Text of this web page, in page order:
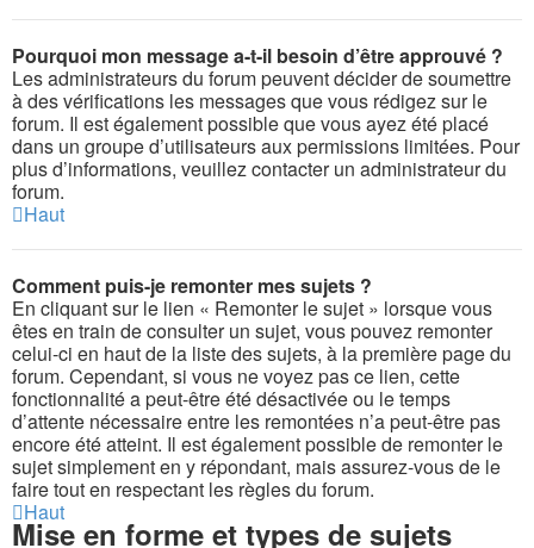
Pourquoi mon message a-t-il besoin d’être approuvé ?
Les administrateurs du forum peuvent décider de soumettre
à des vérifications les messages que vous rédigez sur le
forum. Il est également possible que vous ayez été placé
dans un groupe d’utilisateurs aux permissions limitées. Pour
plus d’informations, veuillez contacter un administrateur du
forum.
Haut
Comment puis-je remonter mes sujets ?
En cliquant sur le lien « Remonter le sujet » lorsque vous
êtes en train de consulter un sujet, vous pouvez remonter
celui-ci en haut de la liste des sujets, à la première page du
forum. Cependant, si vous ne voyez pas ce lien, cette
fonctionnalité a peut-être été désactivée ou le temps
d’attente nécessaire entre les remontées n’a peut-être pas
encore été atteint. Il est également possible de remonter le
sujet simplement en y répondant, mais assurez-vous de le
faire tout en respectant les règles du forum.
Haut
Mise en forme et types de sujets